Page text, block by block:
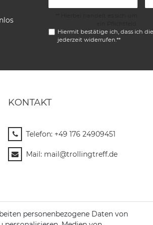
Hiermit bestätige ich, dass ich die
jederzeit widerrufen.**
KONTAKT
Telefon: +49 176 24909451
Mail: mail@trollingtreff.de
personenbezogene Daten von